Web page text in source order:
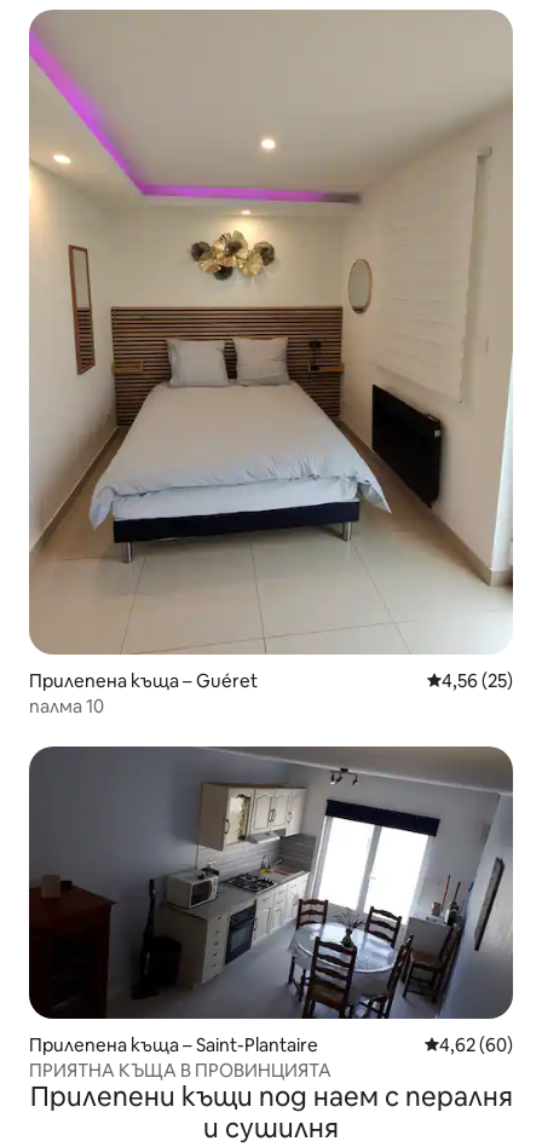
Прилепена къща – Guéret Средна
4,56 (25)
палма 10
Прилепена къща – Saint-Plantaire Средна
4,62 (60)
ПРИЯТНА КЪЩА В ПРОВИНЦИЯТА
Прилепени къщи под наем с пералня
и сушилня